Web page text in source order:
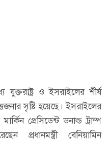
যুক্তরাষ্ট্র ও ইসরাইলের শীর্ষ
সৃষ্টি হয়েছে। ইসরাইলের
প্রেসিডেন্ট ডনাল্ড ট্রাম্প
প্রধানমন্ত্রী বেনিয়ামিন